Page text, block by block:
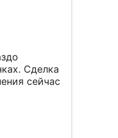
Сделка
сейчас